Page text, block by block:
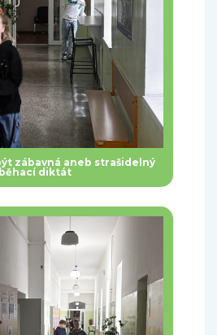
zábavná aneb strašidelný
běhací diktát